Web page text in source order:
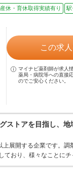
産休・育休取得実績有り 駅
この求
マイナビ薬剤師が求人
薬局・病院等への直接
のでご安心ください。
ストアを目指し、
展開する企業です。調
ており、様々なことに